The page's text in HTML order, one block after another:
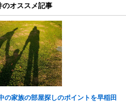
のオススメ記事
の家族の部屋探しのポイントを早稲田